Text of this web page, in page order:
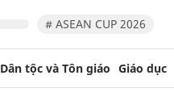
# ASEAN CUP 2026
Dân tộc và Tôn giáo Giáo dục